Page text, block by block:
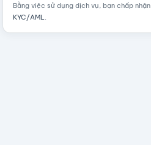
Bằng việc sử dụng dịch vụ, bạn chấp nhận
KYC/AML